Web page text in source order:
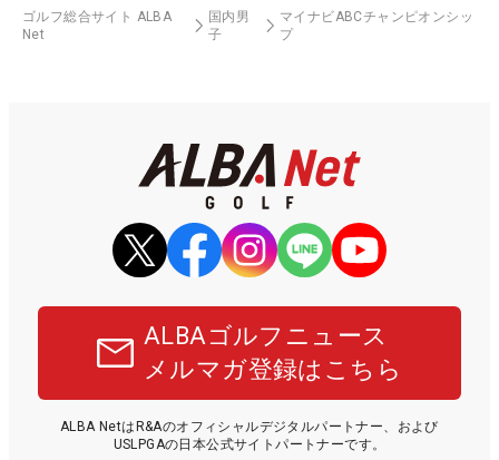
ゴルフ総合サイト ALBA
Net
国内男
子
マイナビABCチャンピオンシッ
プ
ALBAゴルフニュース
メルマガ登録はこちら
ALBA NetはR&Aのオフィシャルデジタルパートナー、および
USLPGAの日本公式サイトパートナーです。